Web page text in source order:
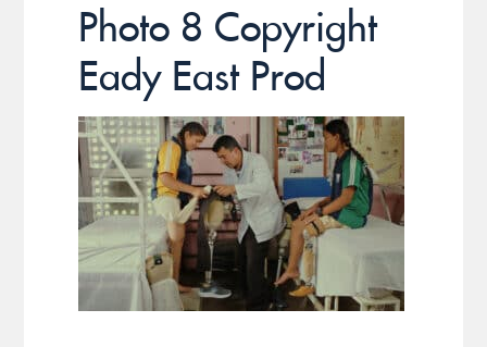
Photo 8 Copyright
Eady East Prod